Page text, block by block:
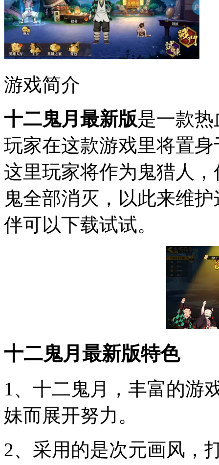
游戏简介
十二鬼月最新版是一款
玩家在这款游戏里将置
这里玩家将作为鬼猎人
鬼全部消灭，以此来维
伴可以下载试试。
十二鬼月最新版特色
1、十二鬼月，丰富的游
妹而展开努力。
2、采用的是次元画风，